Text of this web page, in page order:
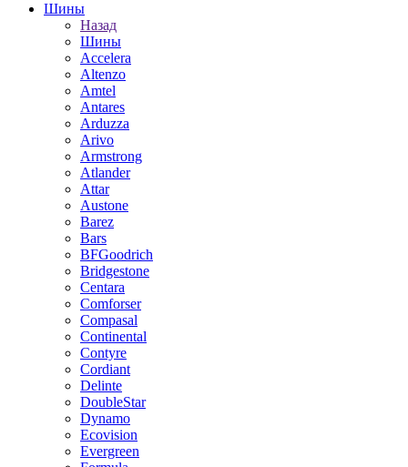
Шины
Назад
Шины
Accelera
Altenzo
Amtel
Antares
Arduzza
Arivo
Armstrong
Atlander
Attar
Austone
Barez
Bars
BFGoodrich
Bridgestone
Centara
Comforser
Compasal
Continental
Contyre
Cordiant
Delinte
DoubleStar
Dynamo
Ecovision
Evergreen